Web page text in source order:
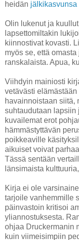
heidän
Olin lukenut ja
lapsettomiltakin
kiinnostivat kovasti.
myös se, että
ranskalaista. Apua,
Viihdyin mainiosti
vetävästi
havainnoistaan siitä,
suhtaudutaan lapsiin
kuvailemat erot
hämmästyttävän
poikkeaville
aikuiset voivat
Tässä sentään
länsimaista
Kirja ei ole
tarjoile vanhemmille
päinvastoin kritisoi
yliannostuksesta.
ohjaa Druckermanin
kuin viimeisimpiin